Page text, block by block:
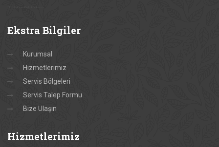
Ekstra Bilgiler
Kurumsal
Hizmetlerimiz
Servis Bölgeleri
Servis Talep Formu
Bize Ulaşın
Hizmetlerimiz